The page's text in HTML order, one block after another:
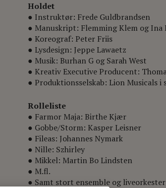
Holdet
● Instruktør: Frede Guldbrandsen
● Manuskript: Flemming Klem og Ina
● Koreograf: Peter Friis
● Lysdesign: Jeppe Lawaetz
● Musik: Burhan G og Sarah West
● Kreativ Executive Producent:
● Produktionsselskab: Lion Musicals i
Rolleliste
● Farmor Maja: Birthe Kjær
● Gobbe/Storm: Kasper Leisner
● Fileas: Johannes Nymark
● Nille: Szhirley
● Mikkel: Martin Bo Lindsten
● M.fl.
● Samt stort ensemble og liveorkester